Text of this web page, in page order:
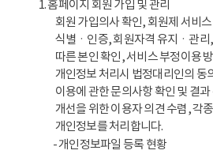
1. 홈페이지 회원 가입 및 관리
회원 가입의사 확인, 회원제 서비
식별ㆍ인증, 회원자격 유지ㆍ관리
따른 본인 확인, 서비스 부정이용
개인정보 처리시 법정대리인의 동
이용에 관한 문의사항 확인 및 결
개선을 위한 이용자 의견 수렴, 각
개인정보를 처리합니다.
- 개인정보파일 등록 현황